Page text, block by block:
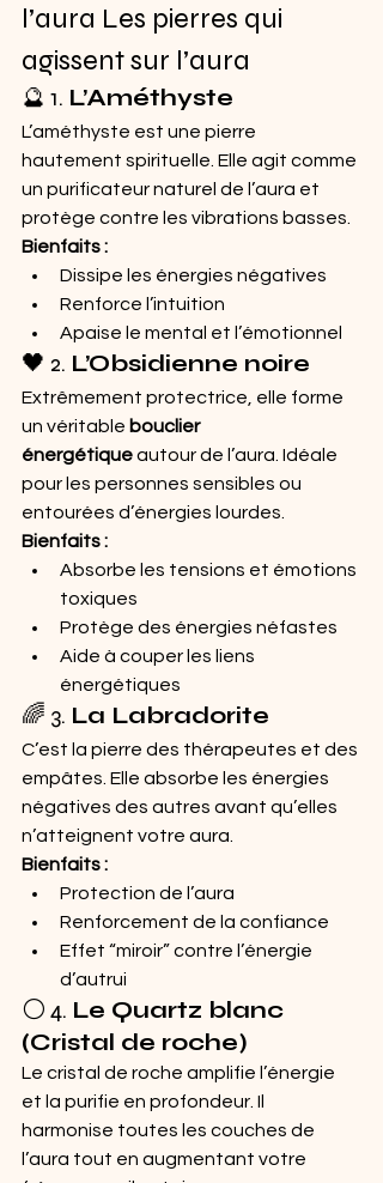
l’aura Les pierres qui
agissent sur l’aura
🔮 1. L’Améthyste
L’améthyste est une pierre
hautement spirituelle. Elle agit comme
un purificateur naturel de l’aura et
protège contre les vibrations basses.
Bienfaits :
Dissipe les énergies négatives
Renforce l’intuition
Apaise le mental et l’émotionnel
🖤 2. L’Obsidienne noire
Extrêmement protectrice, elle forme
un véritable bouclier
énergétique autour de l’aura. Idéale
pour les personnes sensibles ou
entourées d’énergies lourdes.
Bienfaits :
Absorbe les tensions et émotions
toxiques
Protège des énergies néfastes
Aide à couper les liens
énergétiques
🌈 3. La Labradorite
C’est la pierre des thérapeutes et des
empâtes. Elle absorbe les énergies
négatives des autres avant qu’elles
n’atteignent votre aura.
Bienfaits :
Protection de l’aura
Renforcement de la confiance
Effet “miroir” contre l’énergie
d’autrui
⚪ 4. Le Quartz blanc
(Cristal de roche)
Le cristal de roche amplifie l’énergie
et la purifie en profondeur. Il
harmonise toutes les couches de
l’aura tout en augmentant votre